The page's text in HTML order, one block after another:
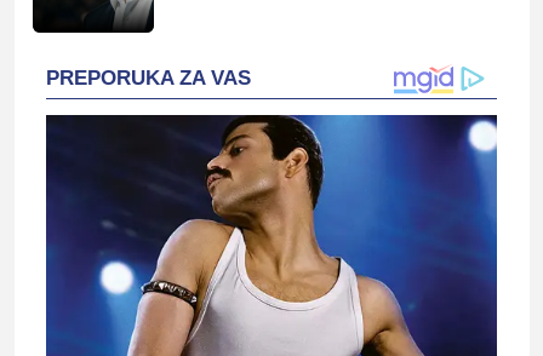
PREPORUKA ZA VAS